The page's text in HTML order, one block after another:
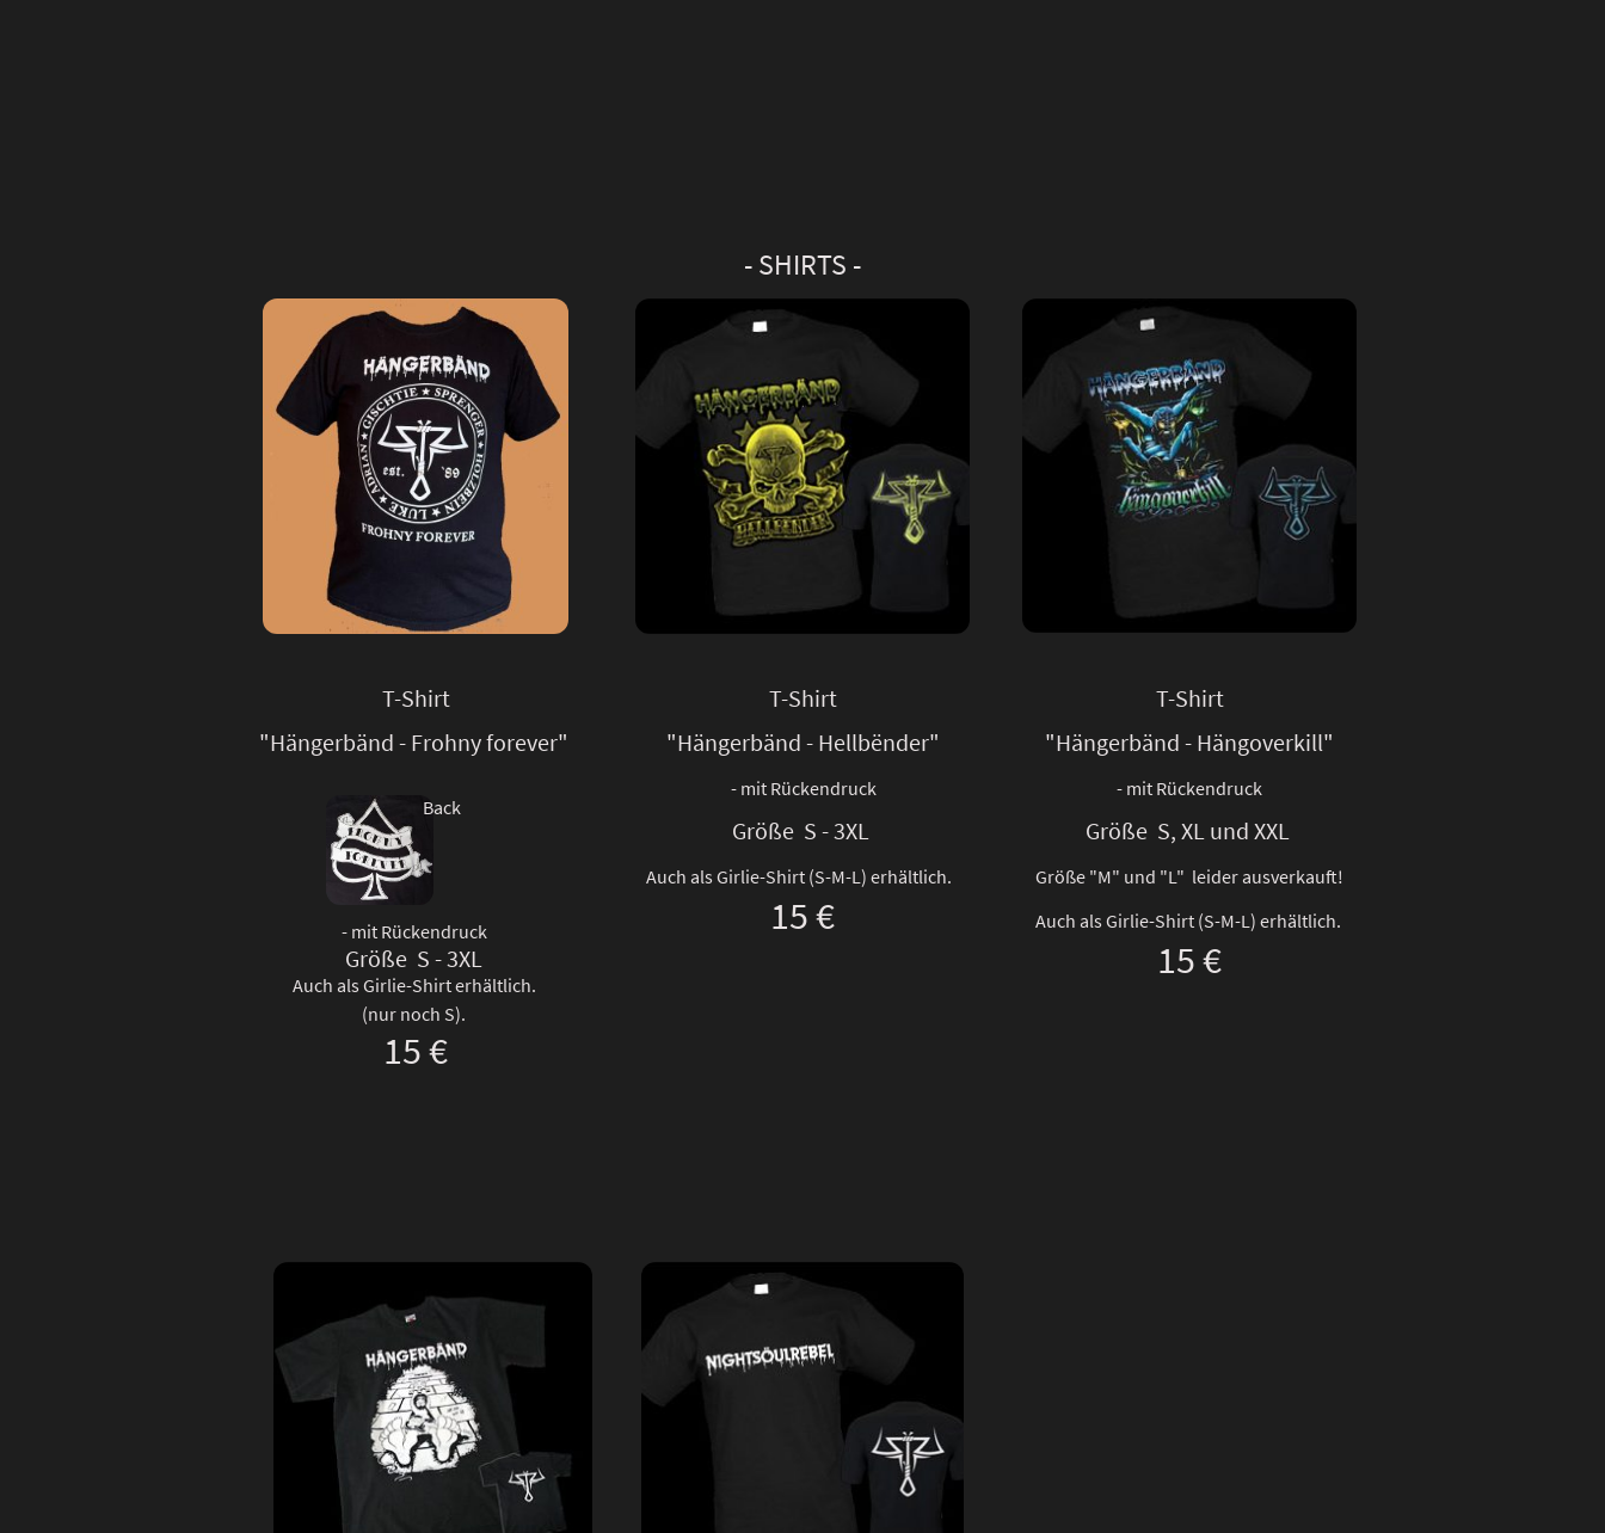
- SHIRTS -
T-Shirt
"Hängerbänd - Frohny forever"
Back
- mit Rückendruck
Größe S - 3XL
Auch als Girlie-Shirt erhältlich.
(nur noch S).
15 €
T-Shirt
"Hängerbänd - Hellbënder"
- mit Rückendruck
Größe S - 3XL
Auch als Girlie-Shirt (S-M-L) erhältlich.
15 €
T-Shirt
"Hängerbänd - Hängoverkill"
- mit Rückendruck
Größe S, XL und XXL
Größe "M" und "L" leider ausverkauft!
Auch als Girlie-Shirt (S-M-L) erhältlich.
15 €